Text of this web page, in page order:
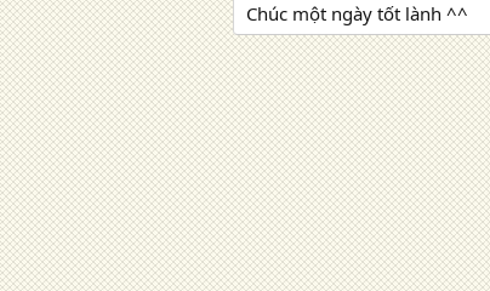
Chúc một ngày tốt lành ^^